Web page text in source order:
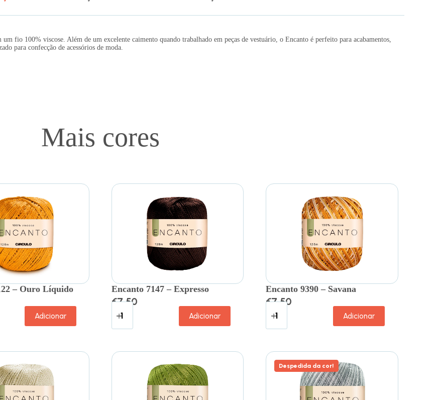
fio 100% viscose. Além de um excelente caimento quando trabalhado em peças de vestuário, o Encanto é perfeito para acabamentos,
para confecção de acessórios de moda.
Mais cores
– Ouro Líquido
Adicionar
Encanto 7147 – Expresso
€7.50
Adicionar
Encanto 9390 – Savana
€7.50
Adicionar
Despedida da cor!